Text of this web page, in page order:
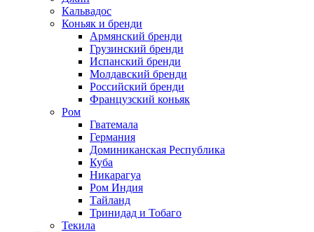
Кальвадос
Коньяк и бренди
Армянский бренди
Грузинский бренди
Испанский бренди
Молдавский бренди
Российский бренди
Французский коньяк
Ром
Гватемала
Германия
Доминиканская Республика
Куба
Никарагуа
Ром Индия
Тайланд
Тринидад и Тобаго
Текила